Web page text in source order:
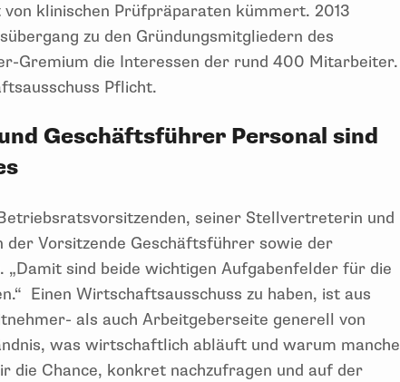
klinischen Prüfpräparaten kümmert. 2013
zu den Gründungsmitgliedern des
Gremium die Interessen der rund 400 Mitarbeiter.
Pflicht.
Geschäftsführer Personal sind
seiner Stellvertreterin und
Vorsitzende Geschäftsführer sowie der
sind beide wichtigen Aufgabenfelder für die
Einen Wirtschaftsausschuss zu haben, ist aus
als auch Arbeitgeberseite generell von
was wirtschaftlich abläuft und warum manche
die Chance, konkret nachzufragen und auf der